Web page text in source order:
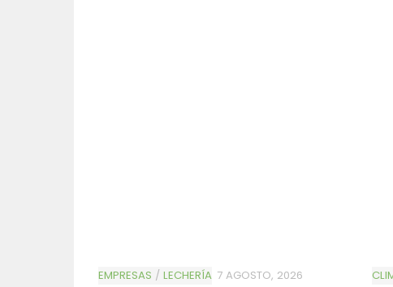
EMPRESAS / LECHERÍA 7 AGOSTO, 2026